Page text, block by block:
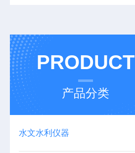
PRODUCT
产品分类
水文水利仪器